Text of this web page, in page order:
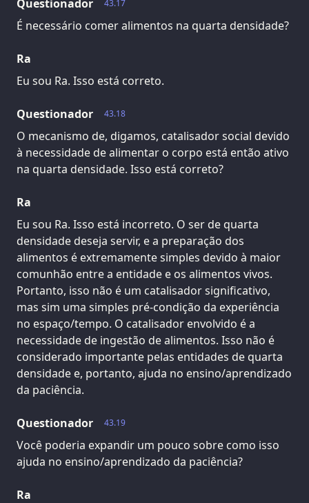
43.17
Questionador
É necessário comer alimentos na quarta densidade?
Ra
Eu sou Ra. Isso está correto.
43.18
Questionador
O mecanismo de, digamos, catalisador social devido
à necessidade de alimentar o corpo está então ativo
na quarta densidade. Isso está correto?
Ra
Eu sou Ra. Isso está incorreto. O ser de quarta
densidade deseja servir, e a preparação dos
alimentos é extremamente simples devido à maior
comunhão entre a entidade e os alimentos vivos.
Portanto, isso não é um catalisador significativo,
mas sim uma simples pré-condição da experiência
no espaço/tempo. O catalisador envolvido é a
necessidade de ingestão de alimentos. Isso não é
considerado importante pelas entidades de quarta
densidade e, portanto, ajuda no ensino/aprendizado
da paciência.
43.19
Questionador
Você poderia expandir um pouco sobre como isso
ajuda no ensino/aprendizado da paciência?
Ra